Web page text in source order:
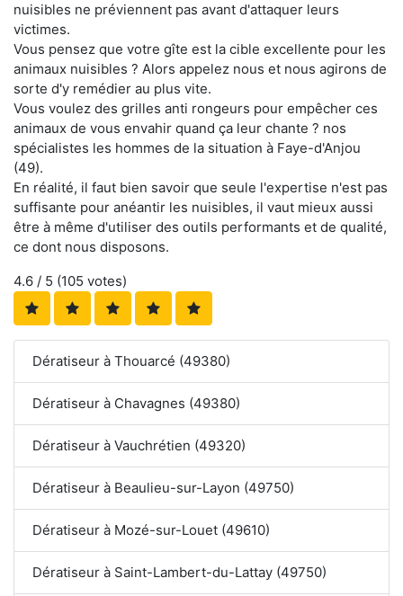
nuisibles ne préviennent pas avant d'attaquer leurs
victimes.
Vous pensez que votre gîte est la cible excellente pour les
animaux nuisibles ? Alors appelez nous et nous agirons de
sorte d'y remédier au plus vite.
Vous voulez des grilles anti rongeurs pour empêcher ces
animaux de vous envahir quand ça leur chante ? nos
spécialistes les hommes de la situation à Faye-d'Anjou
(49).
En réalité, il faut bien savoir que seule l'expertise n'est pas
suffisante pour anéantir les nuisibles, il vaut mieux aussi
être à même d'utiliser des outils performants et de qualité,
ce dont nous disposons.
4.6 / 5 (105 votes)
Dératiseur à Thouarcé (49380)
Dératiseur à Chavagnes (49380)
Dératiseur à Vauchrétien (49320)
Dératiseur à Beaulieu-sur-Layon (49750)
Dératiseur à Mozé-sur-Louet (49610)
Dératiseur à Saint-Lambert-du-Lattay (49750)